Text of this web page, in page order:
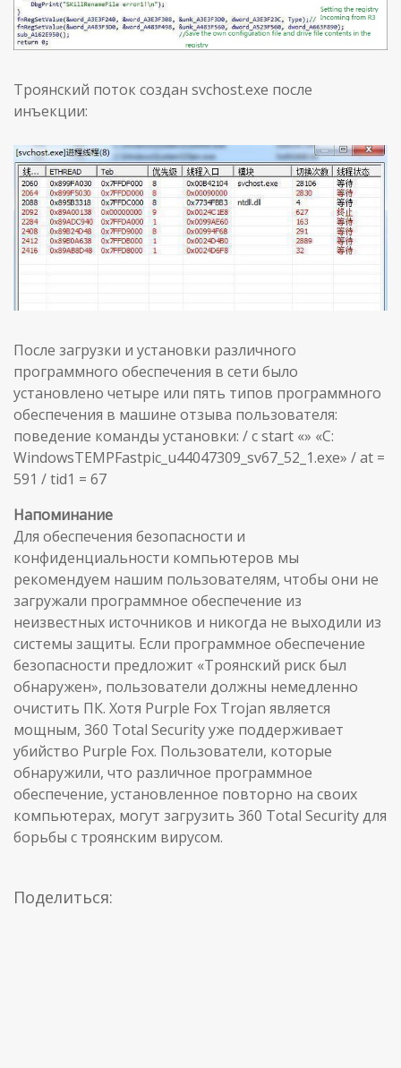
Троянский поток создан svchost.exe после
инъекции:
После загрузки и установки различного
программного обеспечения в сети было
установлено четыре или пять типов программного
обеспечения в машине отзыва пользователя:
поведение команды установки: / c start «» «C:
WindowsTEMPFastpic_u44047309_sv67_52_1.exe» / at =
591 / tid1 = 67
Напоминание
Для обеспечения безопасности и
конфиденциальности компьютеров мы
рекомендуем нашим пользователям, чтобы они не
загружали программное обеспечение из
неизвестных источников и никогда не выходили из
системы защиты. Если программное обеспечение
безопасности предложит «Троянский риск был
обнаружен», пользователи должны немедленно
очистить ПК. Хотя Purple Fox Trojan является
мощным, 360 Total Security уже поддерживает
убийство Purple Fox. Пользователи, которые
обнаружили, что различное программное
обеспечение, установленное повторно на своих
компьютерах, могут загрузить 360 Total Security для
борьбы с троянским вирусом.
Поделиться: